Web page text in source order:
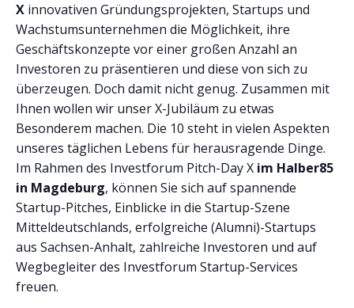
X innovativen Gründungsprojekten, Startups und
Wachstumsunternehmen die Möglichkeit, ihre
Geschäftskonzepte vor einer großen Anzahl an
Investoren zu präsentieren und diese von sich zu
überzeugen. Doch damit nicht genug. Zusammen mit
Ihnen wollen wir unser X-Jubiläum zu etwas
Besonderem machen. Die 10 steht in vielen Aspekten
unseres täglichen Lebens für herausragende Dinge.
Im Rahmen des Investforum Pitch-Day X im Halber85
in Magdeburg, können Sie sich auf spannende
Startup-Pitches, Einblicke in die Startup-Szene
Mitteldeutschlands, erfolgreiche (Alumni)-Startups
aus Sachsen-Anhalt, zahlreiche Investoren und auf
Wegbegleiter des Investforum Startup-Services
freuen.